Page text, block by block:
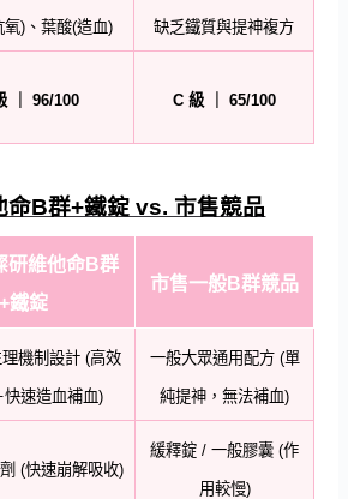
氧)、葉酸(造血) 缺乏鐵質與提神複方
｜ 96/100 C 級 ｜ 65/100
命B群+鐵錠 vs. 市售競品
研維他命B群
+鐵錠
市售一般B群競品
機制設計 (高效
快速造血補血)
一般大眾通用配方 (單
純提神，無法補血)
(快速崩解吸收)
緩釋錠 / 一般膠囊 (作
用較慢)